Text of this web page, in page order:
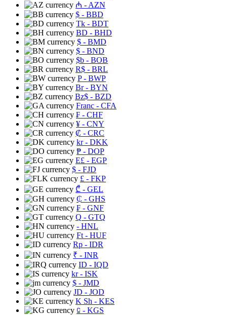
₼ - AZN
$ - BBD
Tk - BDT
BD - BHD
$ - BMD
$ - BND
$b - BOB
R$ - BRL
P- BWP
Br- BYN
Bz$ - BZD
Franc - CFA
₣ - CHF
¥ - CNY
₡ - CRC
kr- DKK
₱ - DOP
E£ - EGP
$ - FJD
£ - FKP
₾ - GEL
₵ - GHS
₣ - GNF
Q - GTQ
- HNL
Ft - HUF
Rp - IDR
₹ - INR
ID - IQD
kr- ISK
$ - JMD
JD - JOD
K Sh - KES
⃀ - KGS